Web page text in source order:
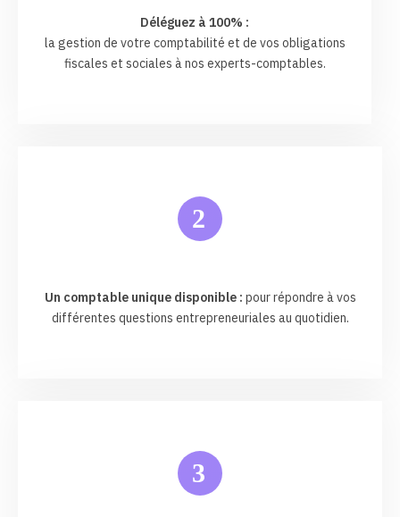
Déléguez à 100% :
la gestion de votre comptabilité et de vos obligations
fiscales et sociales à nos experts-comptables.
2
Un comptable unique disponible : pour répondre à vos
différentes questions entrepreneuriales au quotidien.
3